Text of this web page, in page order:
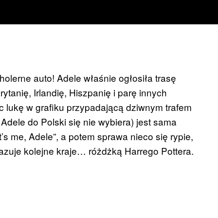
auto! Adele właśnie ogłosiła trasę
Irlandię, Hiszpanię i parę innych
w grafiku przypadającą dziwnym trafem
do Polski się nie wybiera) jest sama
me, Adele”, a potem sprawa nieco się rypie,
kolejne kraje… różdżką Harrego Pottera.